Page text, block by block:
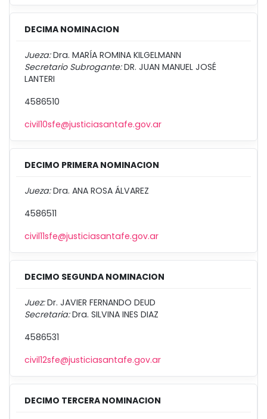
DECIMA NOMINACION
Jueza:Dra. MARÍA ROMINA KILGELMANN
Secretario Subrogante:DR. JUAN MANUEL JOSÉ
LANTERI
4586510
civil10sfe@justiciasantafe.gov.ar
DECIMO PRIMERA NOMINACION
Jueza:Dra. ANA ROSA ÁLVAREZ
4586511
civil11sfe@justiciasantafe.gov.ar
DECIMO SEGUNDA NOMINACION
Juez:Dr. JAVIER FERNANDO DEUD
Secretaria:Dra. SILVINA INES DIAZ
4586531
civil12sfe@justiciasantafe.gov.ar
DECIMO TERCERA NOMINACION